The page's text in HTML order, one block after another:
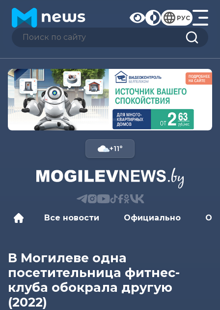
РУС
+11°
Все новости Официально
В Могилеве одна
посетительница фитнес-
клуба обокрала другую
(2022)